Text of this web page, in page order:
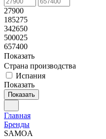
27900
185275
342650
500025
657400
Показать
Страна производства
Испания
Показать
Показать
Главная
Бренды
SAMOA